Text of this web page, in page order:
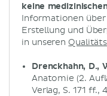
keine
Informationen über
Erstellung und
in unseren
Drenckhahn, D.,
Anatomie (2.
Verlag, S. 171 ff.,